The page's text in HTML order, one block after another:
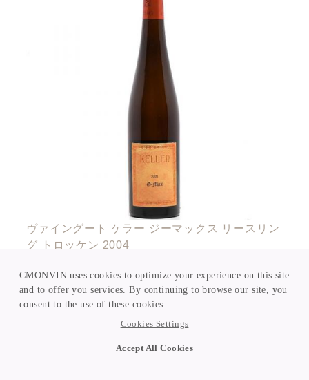
CMONVIN uses cookies to optimize your experience on this site
and to offer you services. By continuing to browse our site, you
consent to the use of these cookies.
Cookies Settings
Accept All Cookies
ヴァイングート ケラー ジーマックス リースリン
グ トロッケン 2004
1 2 Next>>